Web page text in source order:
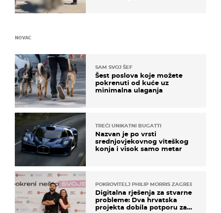
NOVAC
SAM SVOJ ŠEF
Šest poslova koje možete
pokrenuti od kuće uz
minimalna ulaganja
TREĆI UNIKATNI BUGATTI
Nazvan je po vrsti
srednjovjekovnog viteškog
konja i visok samo metar
POKROVITELJ PHILIP MORRIS ZAGREB
Digitalna rješenja za stvarne
probleme: Dva hrvatska
projekta dobila potporu za